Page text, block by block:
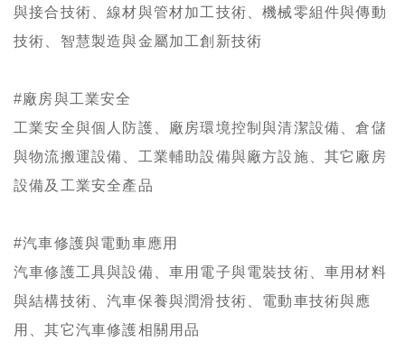
與接合技術、線材與管材加工技術、機械零組件與傳動
技術、智慧製造與金屬加工創新技術
#廠房與工業安全
工業安全與個人防護、廠房環境控制與清潔設備、倉儲
與物流搬運設備、工業輔助設備與廠方設施、其它廠房
設備及工業安全產品
#汽車修護與電動車應用
汽車修護工具與設備、車用電子與電裝技術、車用材料
與結構技術、汽車保養與潤滑技術、電動車技術與應
用、其它汽車修護相關用品